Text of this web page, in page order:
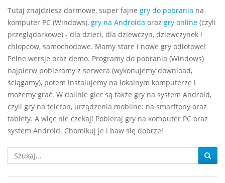
Tutaj znajdziesz darmowe, super fajne gry do pobrania na
komputer PC (Windows), gry na Androida oraz gry online (czyli
przeglądarkowe) - dla dzieci, dla dziewczyn, dziewczynek i
chłopców, samochodowe. Mamy stare i nowe gry odlotowe!
Pełne wersje oraz demo. Programy do pobrania (Windows)
najpierw pobieramy z serwera (wykonujemy download,
ściągamy), potem instalujemy na lokalnym komputerze i
możemy grać. W dolinie gier są także gry na system Android,
czyli gry na telefon, urządzenia mobilne: na smarftony oraz
tablety. A więc nie czekaj! Pobieraj gry na komputer PC oraz
system Android. Chomikuj je i baw się dobrze!